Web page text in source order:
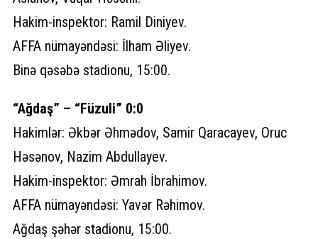
Hakim-inspektor: Ramil Diniyev.
AFFA nümayəndəsi: İlham Əliyev.
Binə qəsəbə stadionu, 15:00.
“Ağdaş” – “Füzuli” 0:0
Hakimlər: Əkbər Əhmədov, Samir Qaracayev, Oruc
Həsənov, Nazim Abdullayev.
Hakim-inspektor: Əmrah İbrahimov.
AFFA nümayəndəsi: Yavər Rəhimov.
Ağdaş şəhər stadionu, 15:00.